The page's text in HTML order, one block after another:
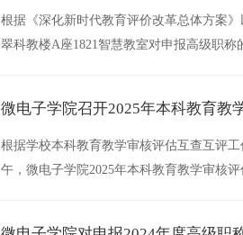
根据《深化新时代教育评价改革总体方案
翠科教楼A座1821智慧教室对申报高级职
微电子学院召开2025年本科教育教
根据学校本科教育教学审核评估互查互评
午，微电子学院2025年本科教育教学审核